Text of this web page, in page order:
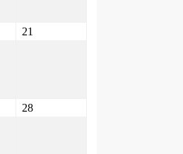
21
28